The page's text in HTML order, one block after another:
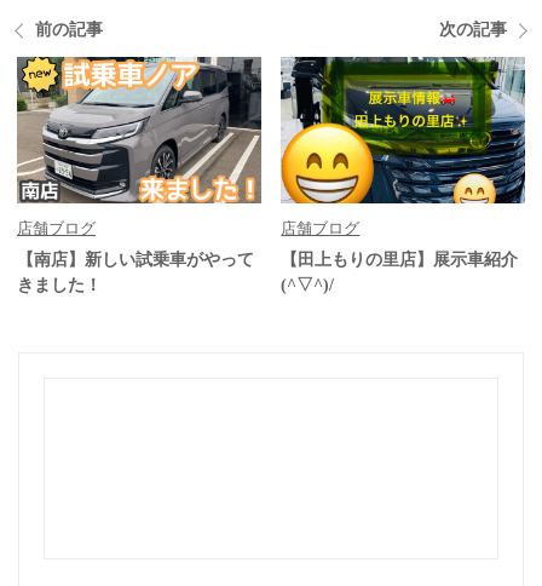
前の記事
店舗ブログ
【南店】新しい試乗車がやって
きました！
次の記事
店舗ブログ
【田上もりの里店】展示車紹介
(^▽^)/